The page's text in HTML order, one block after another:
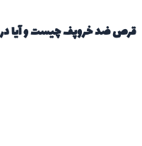
قرص ضد خروپف چیست و آیا